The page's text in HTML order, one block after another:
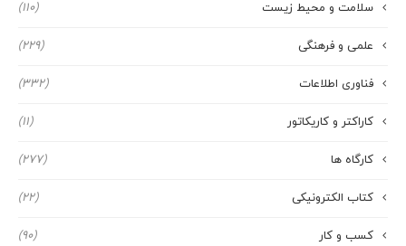
سلامت و محیط زیست (110)
علمی و فرهنگی (229)
فناوری اطلاعات (332)
کاراکتر و کاریکاتور (11)
کارگاه ها (277)
کتاب الکترونیکی (22)
کسب و کار (90)